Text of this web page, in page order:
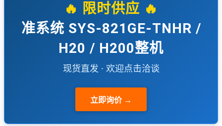
🔥 限时供应 🔥
准系统 SYS-821GE-TNHR /
H20 / H200整机
现货直发 · 欢迎点击洽谈
立即询价 →